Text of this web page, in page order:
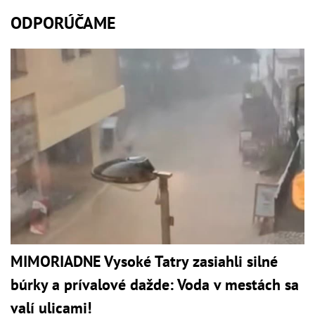
ODPORÚČAME
MIMORIADNE Vysoké Tatry zasiahli silné
búrky a prívalové dažde: Voda v mestách sa
valí ulicami!